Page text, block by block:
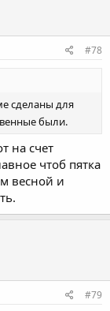
#78
сделаны для
были.
на счет
чтоб пятка
весной и
#79